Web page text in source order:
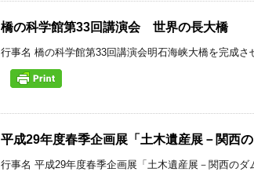
橋の科学館第33回講演会 世界の長大橋
行事名 橋の科学館第33回講演会明石海峡大橋を完成
平成29年度春季企画展「土木遺産展－関西
行事名 平成29年度春季企画展「土木遺産展－関西の